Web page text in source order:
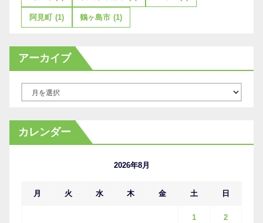
阿見町 (1) 鶴ヶ島市 (1)
アーカイブ
カ
イ
カレンダー
2026年8月
月 火 水 木 金 土 日
1 2